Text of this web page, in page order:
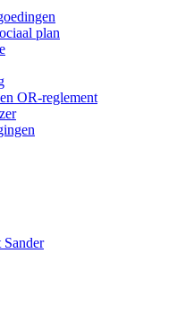
plan
OR-reglement
Sander